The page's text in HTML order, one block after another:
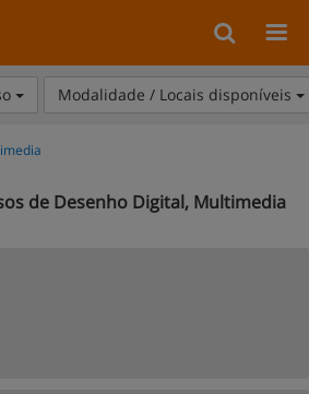
Modalidade / Locais disponíveis
de Desenho Digital, Multimedia